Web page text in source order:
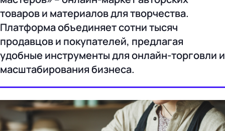
товаров и материалов для творчества.
Платформа объединяет сотни тысяч
продавцов и покупателей, предлагая
удобные инструменты для онлайн-торговли и
масштабирования бизнеса.